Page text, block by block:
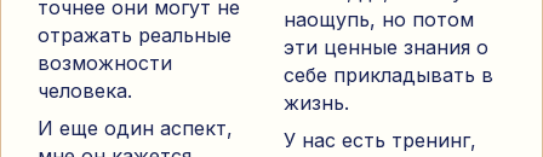
точнее они могут не
отражать реальные
возможности
человека.
И еще один аспект,
наощупь, но потом
эти ценные знания о
себе прикладывать в
жизнь.
У нас есть тренинг,